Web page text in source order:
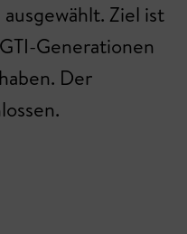
Ziel ist
Generationen
Der